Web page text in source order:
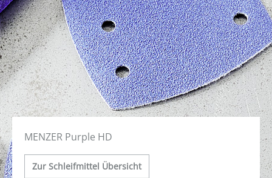
MENZER Purple HD
Zur Schleifmittel Übersicht